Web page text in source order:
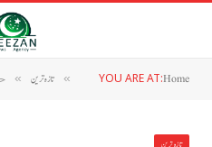
YOU ARE AT:Home
» تازہ ترین »
تازہ ترین